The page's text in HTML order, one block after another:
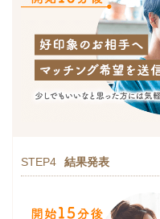
STEP4 結果発表